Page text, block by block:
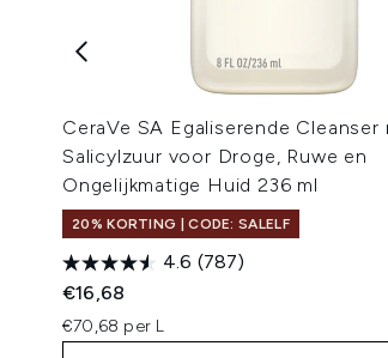
CeraVe SA Egaliserende Cleanser
Salicylzuur voor Droge, Ruwe en
Ongelijkmatige Huid 236 ml
20% KORTING | CODE: SALELF
4.6 (787)
€16,68
€70,68 per L